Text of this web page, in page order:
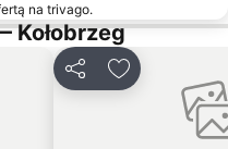
Zaślubin Polski z Morzem
na trivago.
Kołobrzeg
UdostępnijDodaj do